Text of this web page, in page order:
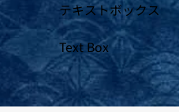
テキストボックス
Text Box